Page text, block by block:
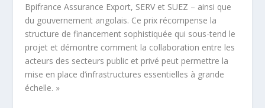
Bpifrance Assurance Export, SERV et SUEZ – ainsi que
du gouvernement angolais. Ce prix récompense la
structure de financement sophistiquée qui sous-tend le
projet et démontre comment la collaboration entre les
acteurs des secteurs public et privé peut permettre la
mise en place d’infrastructures essentielles à grande
échelle. »